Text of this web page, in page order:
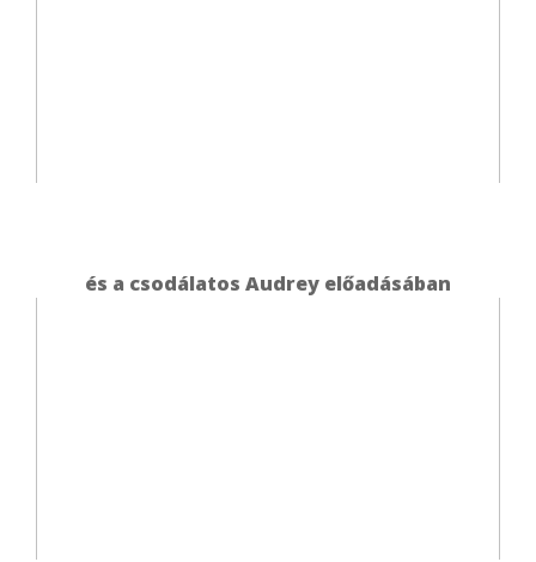
és a csodálatos Audrey előadásában